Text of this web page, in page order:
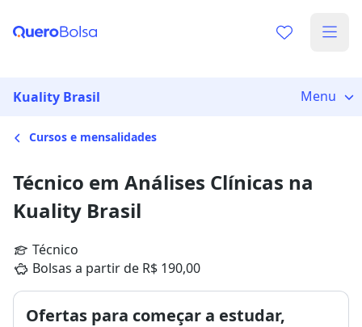
Kuality Brasil Menu
Cursos e mensalidades
Técnico em Análises Clínicas na
Kuality Brasil
Técnico
Bolsas a partir de R$ 190,00
Ofertas para começar a estudar,